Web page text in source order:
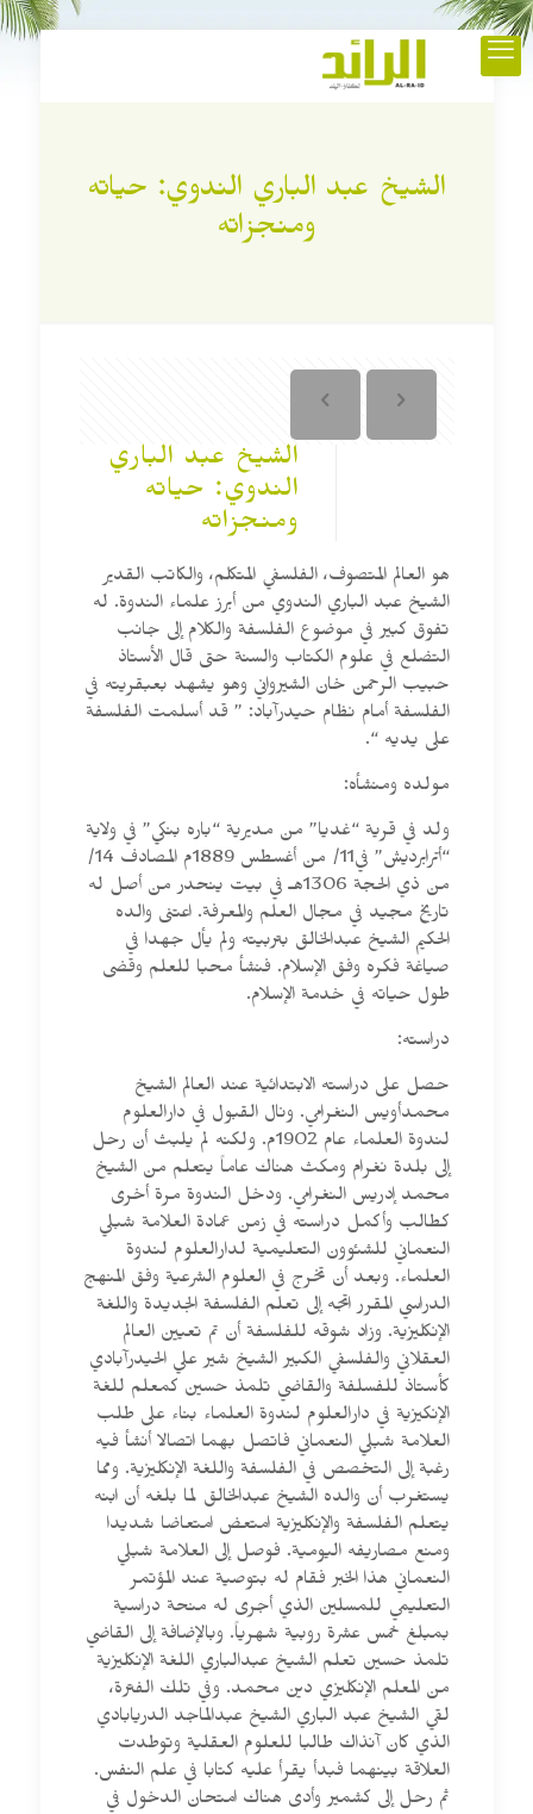
الشيخ عبد الباري الندوي: حياته
ومنجزاته
الشيخ عبد الباري
الندوي: حياته
ومنجزاته
هو العالم المتصوف، الفلسفي المتكلم، والكاتب القدير
الشيخ عبد الباري الندوي من أبرز علماء الندوة. له
تفوق كبير في موضوع الفلسفة والكلام إلى جانب
التضلع في علوم الكتاب والسنة حتى قال الأستاذ
حبيب الرحمن خان الشيرواني وهو يشهد بعبقريته في
الفلسفة أمام نظام حيدرآباد: ” قد أسلمت الفلسفة
على يديه “.
مولده ومنشأه:
ولد في قرية “غديا” من مديرية “باره بنكي” في ولاية
“أترابرديش” في11/ من أغسطس 1889م المصادف 14/
من ذي الحجة 1306هـ في بيت ينحدر من أصل له
تاريخ مجيد في مجال العلم والمعرفة. اعتنى والده
الحكيم الشيخ عبدالخالق بتربيته ولم يأل جهدا في
صياغة فكره وفق الإسلام. فنشأ محبا للعلم وقضى
طول حياته في خدمة الإسلام.
دراسته:
حصل على دراسته الابتدائية عند العالم الشيخ
محمدأويس النغرامي. ونال القبول في دارالعلوم
لندوة العلماء عام 1902م. ولكنه لم يلبث أن رحل
إلى بلدة نغرام ومكث هناك عاماً يتعلم من الشيخ
محمد إدريس النغرامي. ودخل الندوة مرة أخرى
كطالب وأكمل دراسته في زمن عمادة العلامة شبلي
النعماني للشئوون التعليمية لدارالعلوم لندوة
العلماء. وبعد أن تخرج في العلوم الشرعية وفق المنهج
الدراسي المقرر اتجه إلى تعلم الفلسفة الجديدة واللغة
الإنكليزية. وزاد شوقه للفلسفة أن تم تعيين العالم
العقلاني والفلسفي الكبير الشيخ شير علي الحيدرآبادي
كأستاذ للفسلفة والقاضي تلمذ حسين كمعلم للغة
الإنكيزية في دارالعلوم لندوة العلماء بناء على طلب
العلامة شبلي النعماني فاتصل بهما اتصالا أنشأ فيه
رغبة إلى التخصص في الفلسفة واللغة الإنكليزية. ومما
يستغرب أن والده الشيخ عبدالخالق لما بلغه أن ابنه
يتعلم الفلسفة والإنكليزية امتعض امتعاضا شديدا
ومنع مصاريفه اليومية. فوصل إلى العلامة شبلي
النعماني هذا الخبر فقام له بتوصية عند المؤتمر
التعليمي للمسلين الذي أجرى له منحة دراسية
بمبلغ خمس عشرة روبية شهرياً. وبالإضافة إلى القاضي
تلمذ حسين تعلم الشيخ عبدالباري اللغة الإنكليزية
من المعلم الإنكليزي دين محمد. وفي تلك الفترة،
لقي الشيخ عبد الباري الشيخ عبدالماجد الدريابادي
الذي كان آنذاك طالبا للعلوم العقلية وتوطدت
العلاقة بينهما فبدأ يقرأ عليه كتابا في علم النفس.
ثم رحل إلى كشمير وأدى هناك امتحان الدخول في